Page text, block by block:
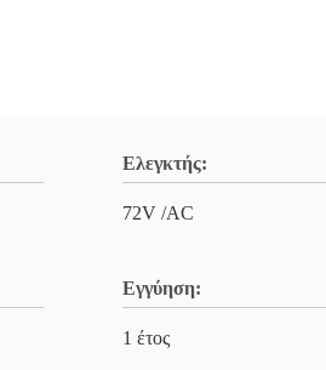
Ελεγκτής:
72V /AC
Εγγύηση:
1 έτος